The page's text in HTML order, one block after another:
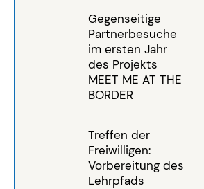
Gegenseitige
Partnerbesuche
im ersten Jahr
des Projekts
MEET ME AT THE
BORDER
Treffen der
Freiwilligen:
Vorbereitung des
Lehrpfads